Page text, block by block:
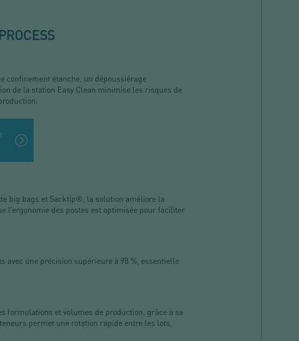
confinement étanche, un dépoussiérage
de la station Easy Clean minimise les risques de
big bags et Sacktip®, la solution améliore la
l’ergonomie des postes est optimisée pour faciliter
une précision supérieure à 98 %, essentielle
formulations et volumes de production, grâce à sa
permet une rotation rapide entre les lots,